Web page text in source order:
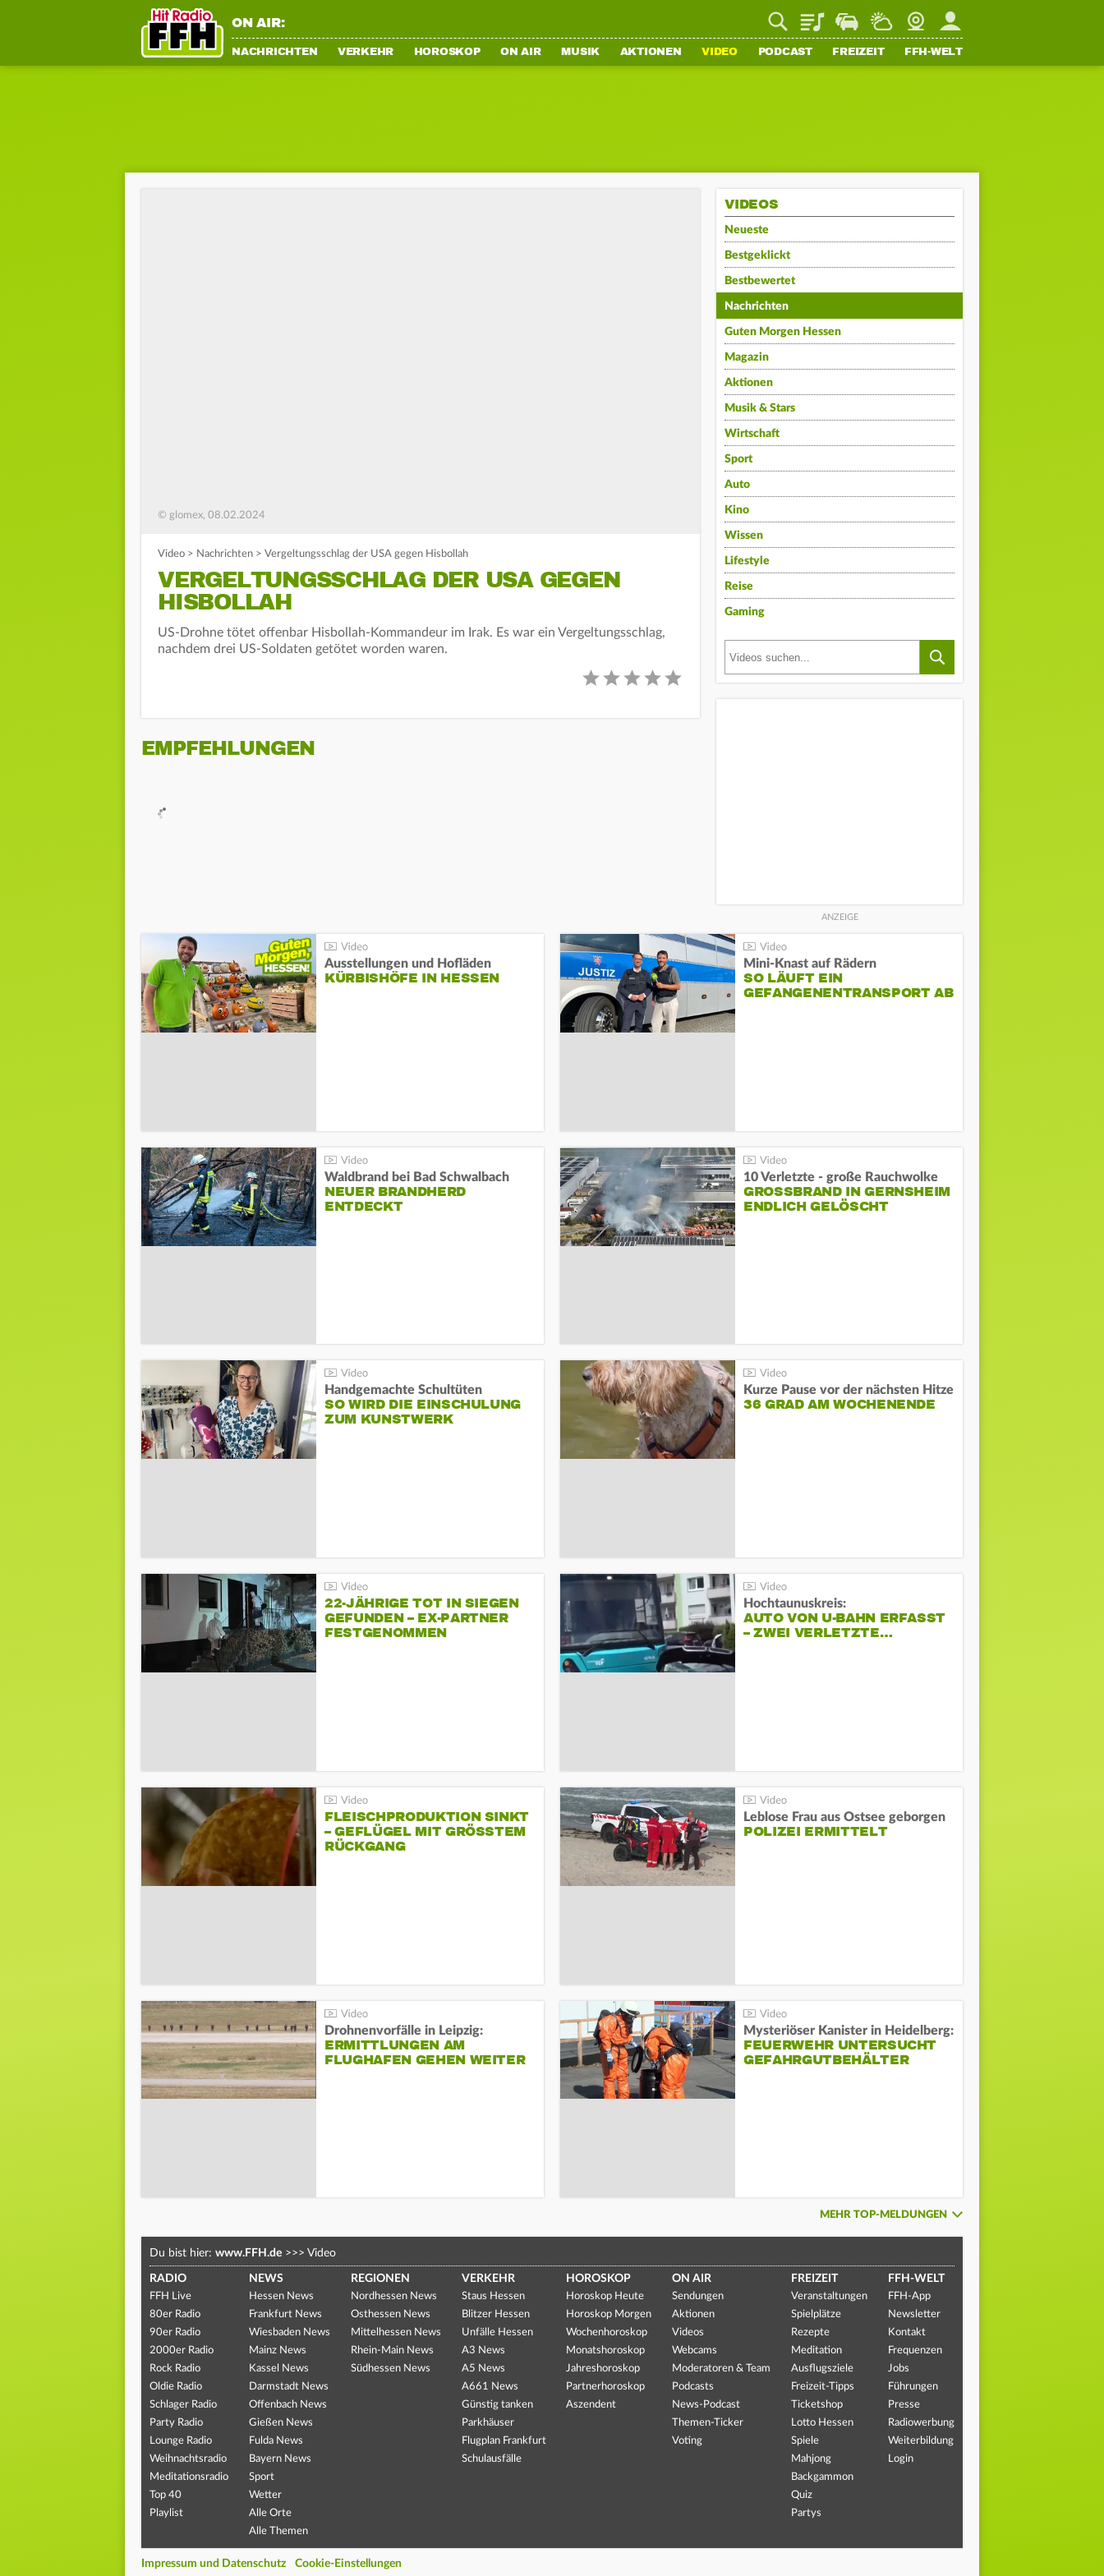
ON AIR: PlaylistStaupilotWetterWebcamMein FFH
NACHRICHTEN VERKEHR HOROSKOP ON AIR MUSIK AKTIONEN VIDEO PODCAST FREIZEIT FFH-WELT
© glomex, 08.02.2024
Video > Nachrichten > Vergeltungsschlag der USA gegen Hisbollah
VERGELTUNGSSCHLAG DER USA GEGEN
HISBOLLAH
US-Drohne tötet offenbar Hisbollah-Kommandeur im Irak. Es war ein Vergeltungsschlag,
nachdem drei US-Soldaten getötet worden waren.
EMPFEHLUNGEN
VIDEOS
Neueste
Bestgeklickt
Bestbewertet
Nachrichten
Guten Morgen Hessen
Magazin
Aktionen
Musik & Stars
Wirtschaft
Sport
Auto
Kino
Wissen
Lifestyle
Reise
Gaming
Ausstellungen und Hofläden
KÜRBISHÖFE IN HESSEN
Mini-Knast auf Rädern
SO LÄUFT EIN
GEFANGENENTRANSPORT AB
Waldbrand bei Bad Schwalbach
NEUER BRANDHERD
ENTDECKT
10 Verletzte - große Rauchwolke
GROSSBRAND IN GERNSHEIM E
NDLICH GELÖSCHT
Handgemachte Schultüten
SO WIRD DIE EINSCHULUNG
ZUM KUNSTWERK
Kurze Pause vor der nächsten Hitze
36 GRAD AM WOCHENENDE
22-JÄHRIGE TOT IN SIEGEN
GEFUNDEN – EX-PARTNER
FESTGENOMMEN
Hochtaunuskreis:
AUTO VON U-BAHN ERFASST
– ZWEI VERLETZTE…
FLEISCHPRODUKTION SINKT
– GEFLÜGEL MIT GRÖSSTEM R
ÜCKGANG
Leblose Frau aus Ostsee geborgen
POLIZEI ERMITTELT
Drohnenvorfälle in Leipzig:
ERMITTLUNGEN AM
FLUGHAFEN GEHEN WEITER
Mysteriöser Kanister in Heidelberg:
FEUERWEHR UNTERSUCHT
GEFAHRGUTBEHÄLTER
MEHR TOP-MELDUNGEN
Du bist hier: www.FFH.de >>> Video
RADIO
FFH Live
80er Radio
90er Radio
2000er Radio
Rock Radio
Oldie Radio
Schlager Radio
Party Radio
Lounge Radio
Weihnachtsradio
Meditationsradio
Top 40
Playlist
NEWS
Hessen News
Frankfurt News
Wiesbaden News
Mainz News
Kassel News
Darmstadt News
Offenbach News
Gießen News
Fulda News
Bayern News
Sport
Wetter
Alle Orte
Alle Themen
REGIONEN
Nordhessen News
Osthessen News
Mittelhessen News
Rhein-Main News
Südhessen News
VERKEHR
Staus Hessen
Blitzer Hessen
Unfälle Hessen
A3 News
A5 News
A661 News
Günstig tanken
Parkhäuser
Flugplan Frankfurt
Schulausfälle
HOROSKOP
Horoskop Heute
Horoskop Morgen
Wochenhoroskop
Monatshoroskop
Jahreshoroskop
Partnerhoroskop
Aszendent
ON AIR
Sendungen
Aktionen
Videos
Webcams
Moderatoren & Team
Podcasts
News-Podcast
Themen-Ticker
Voting
FREIZEIT
Veranstaltungen
Spielplätze
Rezepte
Meditation
Ausflugsziele
Freizeit-Tipps
Ticketshop
Lotto Hessen
Spiele
Mahjong
Backgammon
Quiz
Partys
FFH-WELT
FFH-App
Newsletter
Kontakt
Frequenzen
Jobs
Führungen
Presse
Radiowerbung
Weiterbildung
Login
Impressum und Datenschutz Cookie-Einstellungen